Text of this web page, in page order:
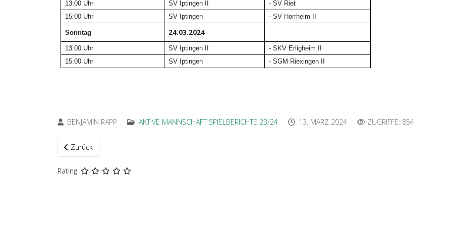
13:00 Uhr SV Iptingen II - SV Riet
15:00 Uhr
SV Iptingen - SV Horrheim II
Sonntag 24.03.2024
13:00 Uhr SV Iptingen II - SKV Erligheim II
15:00 Uhr
SV Iptingen - SGM Riexingen II
BENJAMIN RAPP AKTIVE MANNSCHAFT SPIELBERICHTE 23/24 13. MÄRZ 2024 ZUGRIFFE: 854
Vorheriger Beitrag: Spielbericht Aktive vom Mittwoch, 13.03.2024
Zurück
Rating: